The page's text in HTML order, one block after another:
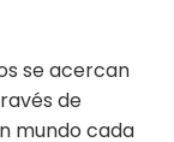
se acercan
de
mundo cada